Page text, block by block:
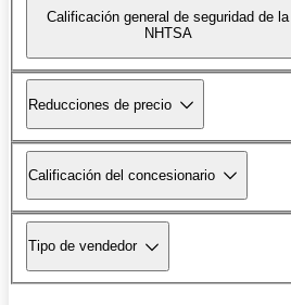
Calificación general de seguridad de la
NHTSA
Reducciones de precio
Calificación del concesionario
Tipo de vendedor